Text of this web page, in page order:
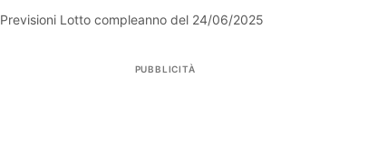
Previsioni Lotto compleanno del 24/06/2025
PUBBLICITÀ